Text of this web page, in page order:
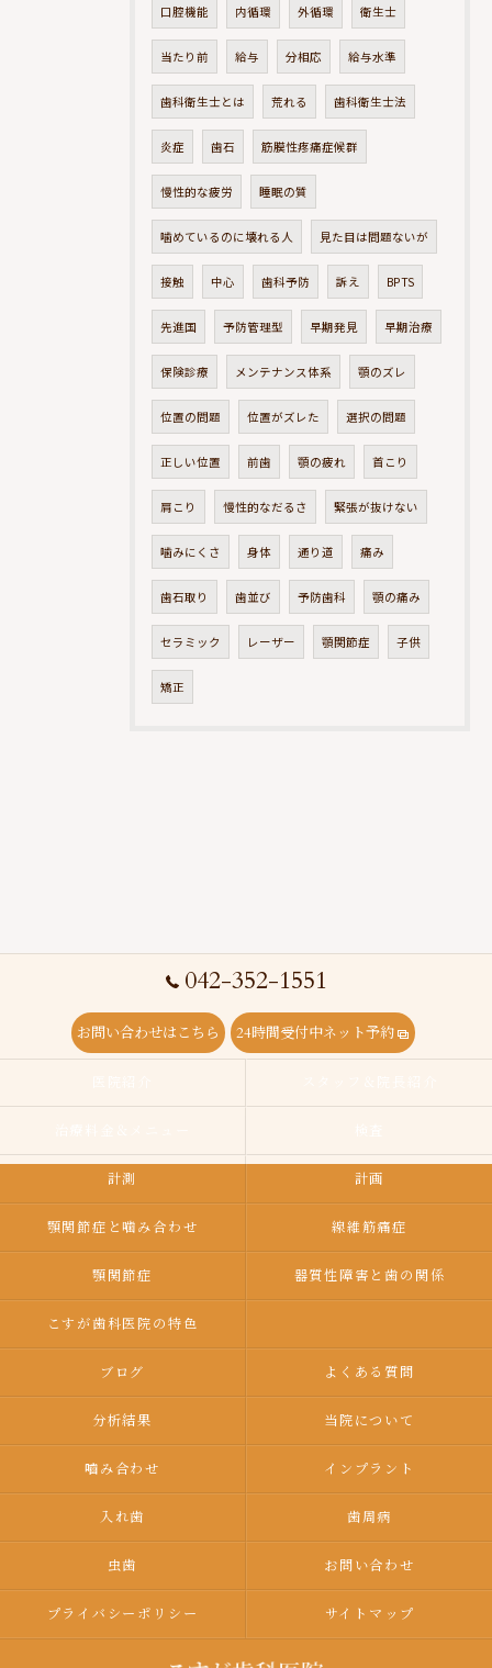
口腔機能 内循環 外循環 衛生士
当たり前 給与 分相応 給与水準
歯科衛生士とは 荒れる 歯科衛生士法
炎症 歯石 筋膜性疼痛症候群
慢性的な疲労 睡眠の質
噛めているのに壊れる人 見た目は問題ないが
接触 中心 歯科予防 訴え BPTS
先進国 予防管理型 早期発見 早期治療
保険診療 メンテナンス体系 顎のズレ
位置の問題 位置がズレた 選択の問題
正しい位置 前歯 顎の疲れ 首こり
肩こり 慢性的なだるさ 緊張が抜けない
噛みにくさ 身体 通り道 痛み
歯石取り 歯並び 予防歯科 顎の痛み
セラミック レーザー 顎関節症 子供
矯正
042-352-1551
お問い合わせはこちら 24時間受付中ネット予約
計測 計画
顎関節症と噛み合わせ 線維筋痛症
顎関節症 器質性障害と歯の関係
こすが歯科医院の特色
ブログ よくある質問
分析結果 当院について
嚙み合わせ インプラント
入れ歯 歯周病
虫歯 お問い合わせ
プライバシーポリシー サイトマップ